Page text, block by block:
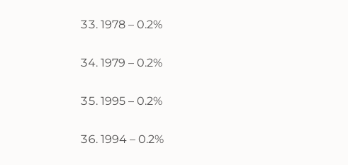
1978 – 0.2%
1979 – 0.2%
1995 – 0.2%
1994 – 0.2%